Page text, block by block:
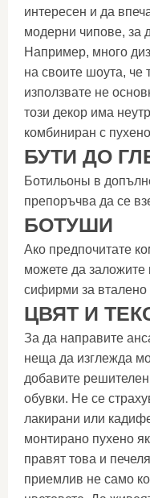
интересен и да
модерни чипове, за
Например, много
на своите шоута, че
използвате не
този декор има
комбиниран с
БУТИ ДО
Ботильоны в
препоръчва да се
БОТУШИ
Ако предпочитате
можете да заложите
сифирми за вталено
ЦВЯТ И
За да направите
неща да изглежда
добавите
обувки. Не се
лакирани или
монтирано пухено
правят това и
приемлив не само